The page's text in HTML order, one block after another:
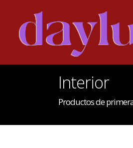
Interior
Productos de